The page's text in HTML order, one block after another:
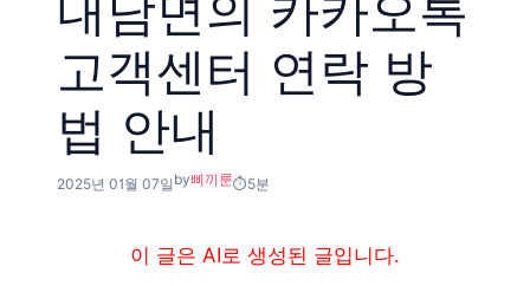
고객센터 연락 방
법 안내
2025년 01월 07일 by삐끼룬 5분
이 글은 AI로 생성된 글입니다.